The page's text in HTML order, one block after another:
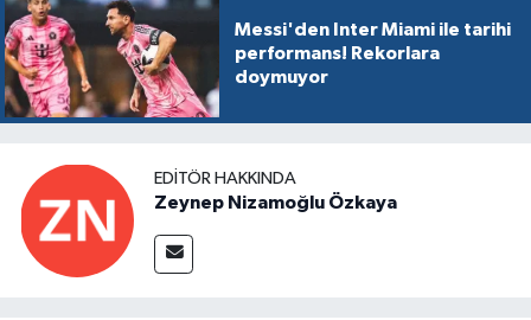
Messi'den Inter Miami ile tarihi
performans! Rekorlara
doymuyor
EDITÖR HAKKINDA
Zeynep Nizamoğlu Özkaya